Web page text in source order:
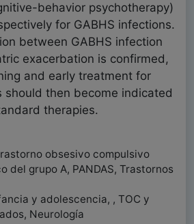
behavior psychotherapy)
for GABHS infections.
between GABHS infection
exacerbation is confirmed,
and early treatment for
should then become indicated
therapies.
obsesivo compulsivo
del grupo A, PANDAS, Trastornos
y adolescencia, , TOC y
Neurología